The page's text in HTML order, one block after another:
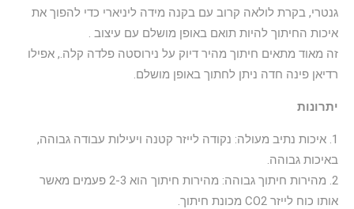
גנטרי, בקרת לולאה קרוב עם בקנה מידה ליניארי כדי להפוך את
איכות החיתוך להיות תואם באופן מושלם עם עיצוב .
זה מאוד מתאים חיתוך מהיר דיוק על נירוסטה פלדה קלה., אפילו
רדיאן פינה חדה ניתן לחתוך באופן מושלם.
יתרונות
1. איכות נתיב מעולה: נקודה לייזר קטנה ויעילות עבודה גבוהה,
באיכות גבוהה.
2. מהירות חיתוך גבוהה: מהירות חיתוך הוא 2-3 פעמים מאשר
אותו כוח לייזר CO2 מכונת חיתוך.